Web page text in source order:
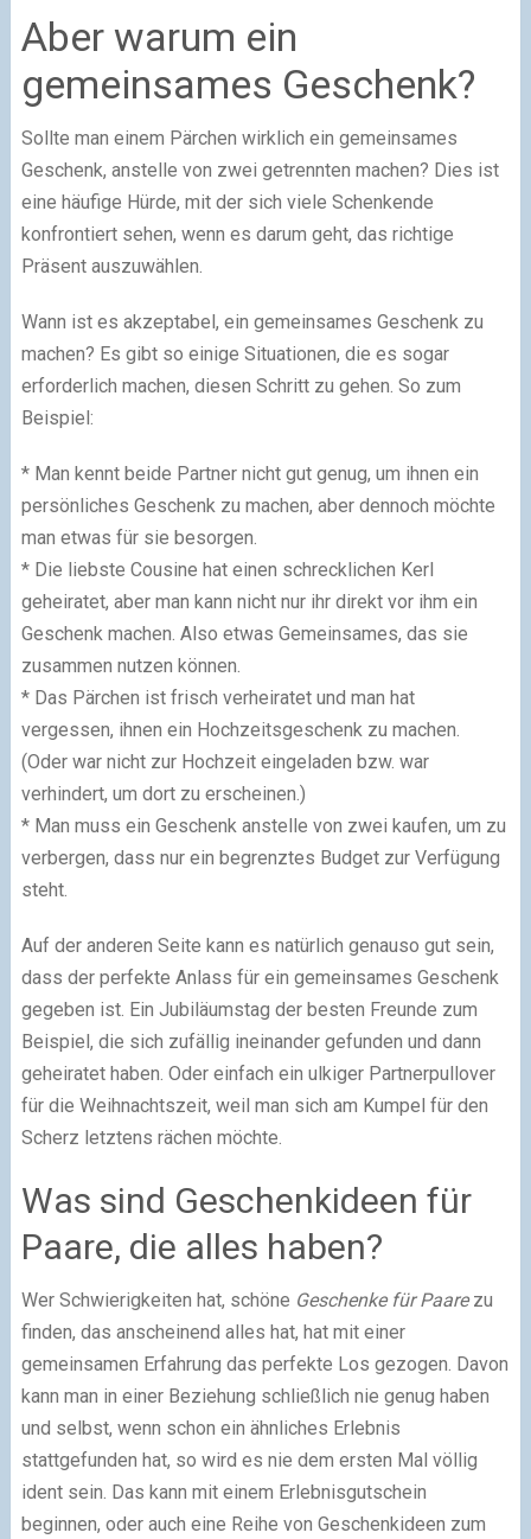
Aber warum ein
gemeinsames Geschenk?
Sollte man einem Pärchen wirklich ein gemeinsames
Geschenk, anstelle von zwei getrennten machen? Dies ist
eine häufige Hürde, mit der sich viele Schenkende
konfrontiert sehen, wenn es darum geht, das richtige
Präsent auszuwählen.
Wann ist es akzeptabel, ein gemeinsames Geschenk zu
machen? Es gibt so einige Situationen, die es sogar
erforderlich machen, diesen Schritt zu gehen. So zum
Beispiel:
* Man kennt beide Partner nicht gut genug, um ihnen ein
persönliches Geschenk zu machen, aber dennoch möchte
man etwas für sie besorgen.
* Die liebste Cousine hat einen schrecklichen Kerl
geheiratet, aber man kann nicht nur ihr direkt vor ihm ein
Geschenk machen. Also etwas Gemeinsames, das sie
zusammen nutzen können.
* Das Pärchen ist frisch verheiratet und man hat
vergessen, ihnen ein Hochzeitsgeschenk zu machen.
(Oder war nicht zur Hochzeit eingeladen bzw. war
verhindert, um dort zu erscheinen.)
* Man muss ein Geschenk anstelle von zwei kaufen, um zu
verbergen, dass nur ein begrenztes Budget zur Verfügung
steht.
Auf der anderen Seite kann es natürlich genauso gut sein,
dass der perfekte Anlass für ein gemeinsames Geschenk
gegeben ist. Ein Jubiläumstag der besten Freunde zum
Beispiel, die sich zufällig ineinander gefunden und dann
geheiratet haben. Oder einfach ein ulkiger Partnerpullover
für die Weihnachtszeit, weil man sich am Kumpel für den
Scherz letztens rächen möchte.
Was sind Geschenkideen für
Paare, die alles haben?
Wer Schwierigkeiten hat, schöne Geschenke für Paarezu
finden, das anscheinend alles hat, hat mit einer
gemeinsamen Erfahrung das perfekte Los gezogen. Davon
kann man in einer Beziehung schließlich nie genug haben
und selbst, wenn schon ein ähnliches Erlebnis
stattgefunden hat, so wird es nie dem ersten Mal völlig
ident sein. Das kann mit einem Erlebnisgutschein
beginnen, oder auch eine Reihe von Geschenkideen zum